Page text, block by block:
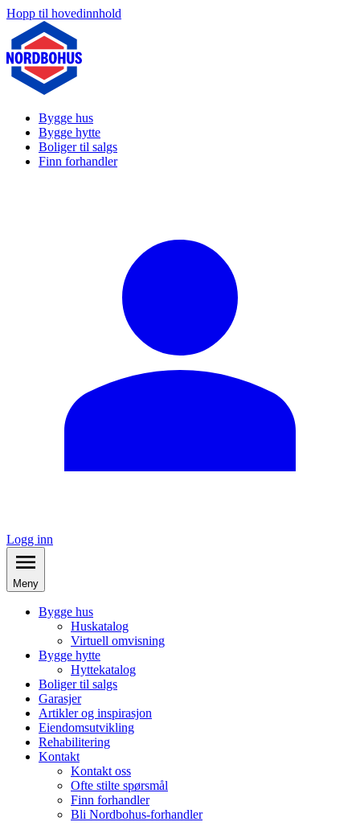
Hopp til hovedinnhold
Bygge hus
Bygge hytte
Boliger til salgs
Finn forhandler
Logg inn
Meny
Bygge hus
Huskatalog
Virtuell omvisning
Bygge hytte
Hyttekatalog
Boliger til salgs
Garasjer
Artikler og inspirasjon
Eiendomsutvikling
Rehabilitering
Kontakt
Kontakt oss
Ofte stilte spørsmål
Finn forhandler
Bli Nordbohus-forhandler